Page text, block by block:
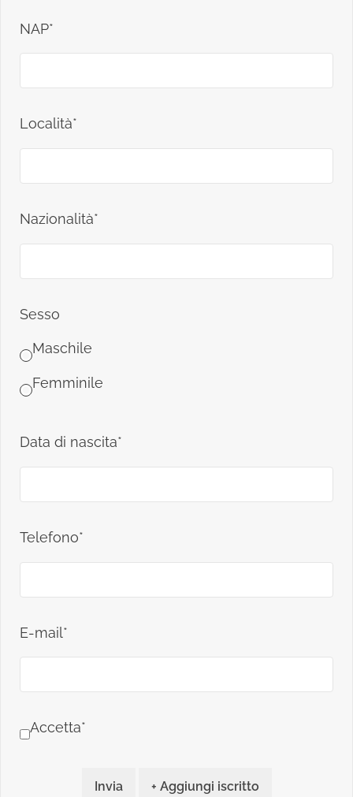
NAP*
Località*
Nazionalità*
Sesso
Maschile
Femminile
Data di nascita*
Telefono*
E-mail*
Accetta*
Invia + Aggiungi iscritto